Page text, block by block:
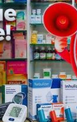
de áreas
outubro terão
e restringe
R$ 62,5
a nova Lei do
superam